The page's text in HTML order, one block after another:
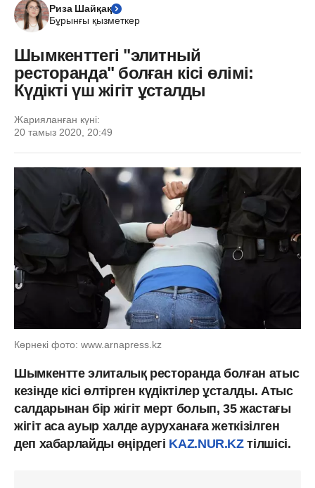
Риза Шайқақ
Бұрынғы қызметкер
Шымкенттегі "элитный
ресторанда" болған кісі өлімі:
Күдікті үш жігіт ұсталды
Жарияланған күні:
20 тамыз 2020, 20:49
Көрнекі фото: www.arnapress.kz
Шымкентте элиталық ресторанда болған атыс
кезінде кісі өлтірген күдіктілер ұсталды. Атыс
салдарынан бір жігіт мерт болып, 35 жастағы
жігіт аса ауыр халде ауруханаға жеткізілген
деп хабарлайды өңірдегі KAZ.NUR.KZтілшісі.